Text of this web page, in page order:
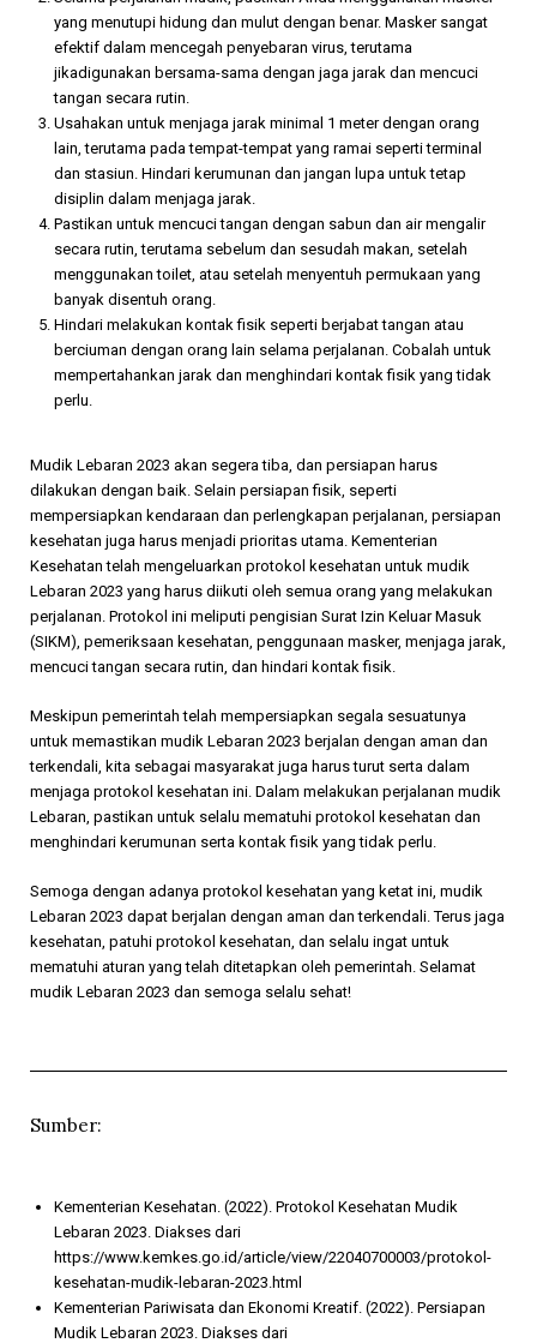
yang menutupi hidung dan mulut dengan benar. Masker sangat
efektif dalam mencegah penyebaran virus, terutama
jikadigunakan bersama-sama dengan jaga jarak dan mencuci
tangan secara rutin.
Usahakan untuk menjaga jarak minimal 1 meter dengan orang
lain, terutama pada tempat-tempat yang ramai seperti terminal
dan stasiun. Hindari kerumunan dan jangan lupa untuk tetap
disiplin dalam menjaga jarak.
Pastikan untuk mencuci tangan dengan sabun dan air mengalir
secara rutin, terutama sebelum dan sesudah makan, setelah
menggunakan toilet, atau setelah menyentuh permukaan yang
banyak disentuh orang.
Hindari melakukan kontak fisik seperti berjabat tangan atau
berciuman dengan orang lain selama perjalanan. Cobalah untuk
mempertahankan jarak dan menghindari kontak fisik yang tidak
perlu.
Mudik Lebaran 2023 akan segera tiba, dan persiapan harus
dilakukan dengan baik. Selain persiapan fisik, seperti
mempersiapkan kendaraan dan perlengkapan perjalanan, persiapan
kesehatan juga harus menjadi prioritas utama. Kementerian
Kesehatan telah mengeluarkan protokol kesehatan untuk mudik
Lebaran 2023 yang harus diikuti oleh semua orang yang melakukan
perjalanan. Protokol ini meliputi pengisian Surat Izin Keluar Masuk
(SIKM), pemeriksaan kesehatan, penggunaan masker, menjaga jarak,
mencuci tangan secara rutin, dan hindari kontak fisik.
Meskipun pemerintah telah mempersiapkan segala sesuatunya
untuk memastikan mudik Lebaran 2023 berjalan dengan aman dan
terkendali, kita sebagai masyarakat juga harus turut serta dalam
menjaga protokol kesehatan ini. Dalam melakukan perjalanan mudik
Lebaran, pastikan untuk selalu mematuhi protokol kesehatan dan
menghindari kerumunan serta kontak fisik yang tidak perlu.
Semoga dengan adanya protokol kesehatan yang ketat ini, mudik
Lebaran 2023 dapat berjalan dengan aman dan terkendali. Terus jaga
kesehatan, patuhi protokol kesehatan, dan selalu ingat untuk
mematuhi aturan yang telah ditetapkan oleh pemerintah. Selamat
mudik Lebaran 2023 dan semoga selalu sehat!
Sumber:
Kementerian Kesehatan. (2022). Protokol Kesehatan Mudik
Lebaran 2023. Diakses dari
https://www.kemkes.go.id/article/view/22040700003/protokol-
kesehatan-mudik-lebaran-2023.html
Kementerian Pariwisata dan Ekonomi Kreatif. (2022). Persiapan
Mudik Lebaran 2023. Diakses dari